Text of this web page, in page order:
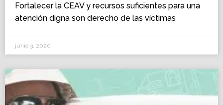
Fortalecer la CEAV y recursos suficientes para una
atención digna son derecho de las víctimas
junio 3, 2020